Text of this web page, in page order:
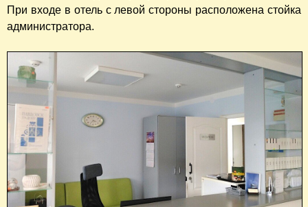
При входе в отель с левой стороны расположена стойка
администратора.